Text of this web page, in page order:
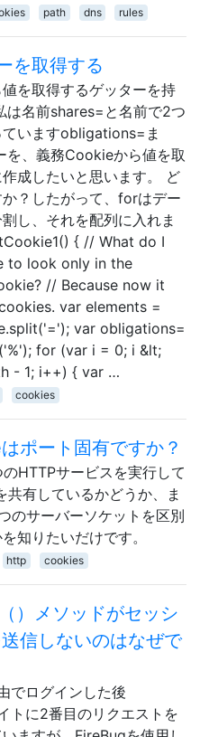
path dns rules
を取得する
を取得するゲッターを持
は名前shares=と名前で2つ
いますobligations=ま
を、義務Cookieから値を取
成したいと思います。 ど
？したがって、forはデー
し、それを配列に入れま
{ // What do I
to look only in the
// Because now it
var elements =
var obligations=
for (var i = 0; i &lt;
- 1; i++) { var …
cookies
ポート固有ですか？
HTTPサービスを実行して
有しているかどうか、ま
のサーバーソケットを区別
知りたいだけです。
http cookies
）メソッドがセッシ
信しないのはなぜで
でログインした後
トに2番目のリクエストを